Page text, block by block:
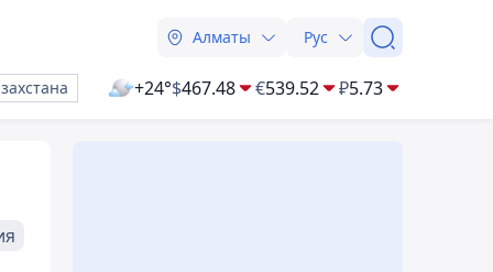
Алматы Рус
+24°$467.48 €539.52 ₽5.73